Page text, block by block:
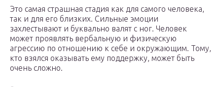
Это самая страшная стадия как для самого человека,
так и для его близких. Сильные эмоции
захлестывают и буквально валят с ног. Человек
может проявлять вербальную и физическую
агрессию по отношению к себе и окружающим. Тому,
кто взялся оказывать ему поддержку, может быть
очень сложно.